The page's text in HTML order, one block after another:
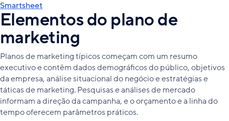
Smartsheet
Elementos do plano de
marketing
Planos de marketing típicos começam com um resumo
executivo e contêm dados demográficos do público, objetivos
da empresa, análise situacional do negócio e estratégias e
táticas de marketing. Pesquisas e análises de mercado
informam a direção da campanha, e o orçamento e a linha do
tempo oferecem parâmetros práticos.